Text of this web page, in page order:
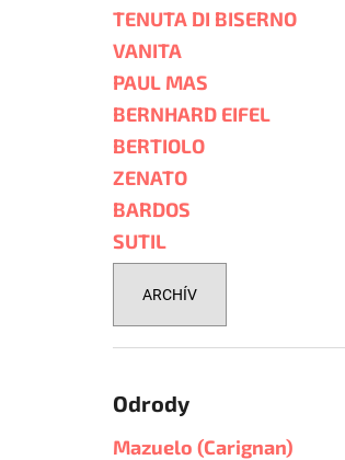
TENUTA DI BISERNO
VANITA
PAUL MAS
BERNHARD EIFEL
BERTIOLO
ZENATO
BARDOS
SUTIL
ARCHÍV
Odrody
Mazuelo (Carignan)